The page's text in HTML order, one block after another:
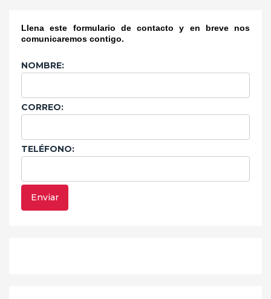
Llena este formulario de contacto y en breve nos
comunicaremos contigo.
NOMBRE:
CORREO:
TELÉFONO: